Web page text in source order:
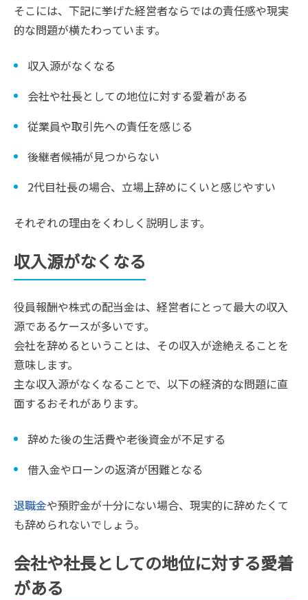
そこには、下記に挙げた経営者ならではの責任感や現実
的な問題が横たわっています。
収入源がなくなる
会社や社長としての地位に対する愛着がある
従業員や取引先への責任を感じる
後継者候補が見つからない
2代目社長の場合、立場上辞めにくいと感じやすい
それぞれの理由をくわしく説明します。
収入源がなくなる
役員報酬や株式の配当金は、経営者にとって最大の収入
源であるケースが多いです。
会社を辞めるということは、その収入が途絶えることを
意味します。
主な収入源がなくなることで、以下の経済的な問題に直
面するおそれがあります。
辞めた後の生活費や老後資金が不足する
借入金やローンの返済が困難となる
退職金や預貯金が十分にない場合、現実的に辞めたくて
も辞められないでしょう。
会社や社長としての地位に対する愛着
がある